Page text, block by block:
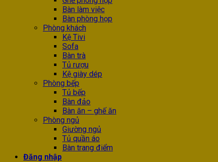
Bàn làm việc
Bàn phòng họp
Phòng khách
Kệ Tivi
Sofa
Bàn trà
Tủ rượu
Kệ giày dép
Phòng bếp
Tủ bếp
Bàn đảo
Bàn ăn – ghế ăn
Phòng ngủ
Giường ngủ
Tủ quần áo
Bàn trang điểm
Đăng nhập